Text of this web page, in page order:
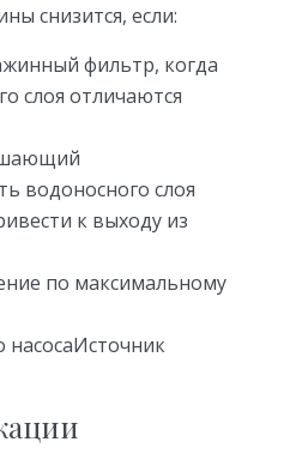
снизится, если:
фильтр, когда
слоя отличаются
водоносного слоя
к выходу из
по максимальному